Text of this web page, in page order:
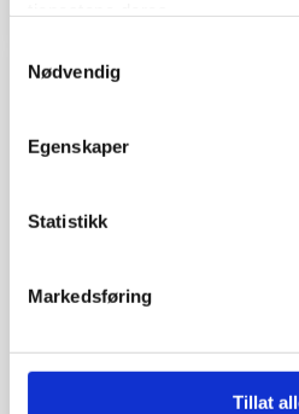
Nødvendig
Egenskaper
Statistikk
Markedsføring
Tillat
Norsk Flygerforbund
Flygerforbund